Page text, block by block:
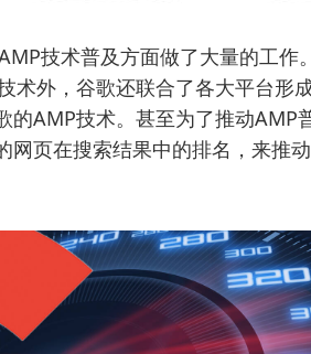
技术普及方面做了大量的工作
术外，谷歌还联合了各大平台形
的AMP技术。甚至为了推动AMP
网页在搜索结果中的排名，来推